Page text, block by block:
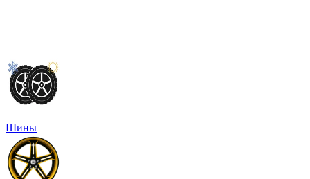
Шины